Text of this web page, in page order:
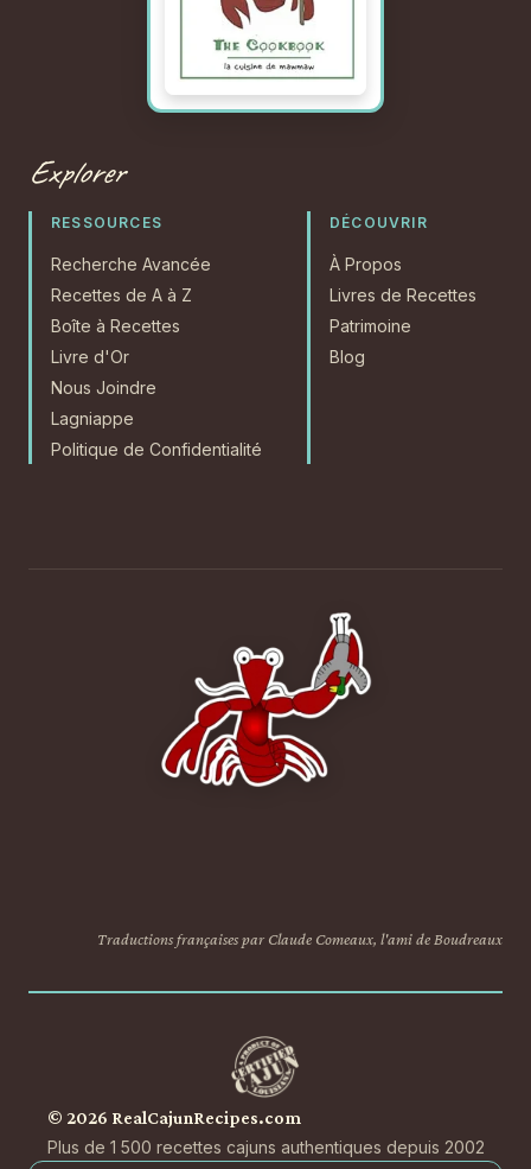
Explorer
RESSOURCES
Recherche Avancée
Recettes de A à Z
Boîte à Recettes
Livre d'Or
Nous Joindre
Lagniappe
Politique de Confidentialité
DÉCOUVRIR
À Propos
Livres de Recettes
Patrimoine
Blog
Traductions françaises par Claude Comeaux, l'ami de Boudreaux
© 2026 RealCajunRecipes.com
Plus de 1 500 recettes cajuns authentiques depuis 2002